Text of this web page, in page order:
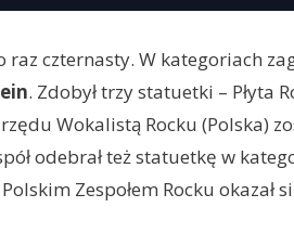
czternasty. W kategoriach
. Zdobył trzy statuetki – Płyta
Wokalistą Rocku (Polska)
odebrał też statuetkę w
Zespołem Rocku okazał